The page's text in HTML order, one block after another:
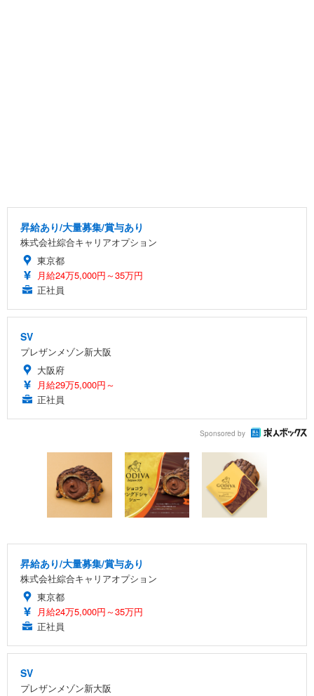
昇給あり/大量募集/賞与あり
株式会社綜合キャリアオプション
東京都
月給24万5,000円～35万円
正社員
SV
プレザンメゾン新大阪
大阪府
月給29万5,000円～
正社員
Sponsored by
昇給あり/大量募集/賞与あり
株式会社綜合キャリアオプション
東京都
月給24万5,000円～35万円
正社員
SV
プレザンメゾン新大阪